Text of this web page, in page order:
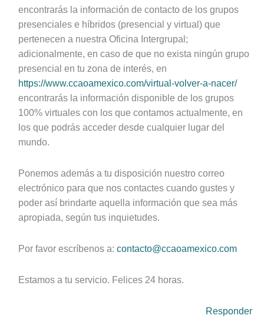
encontrarás la información de contacto de los grupos
presenciales e híbridos (presencial y virtual) que
pertenecen a nuestra Oficina Intergrupal;
adicionalmente, en caso de que no exista ningún grupo
presencial en tu zona de interés, en
https://www.ccaoamexico.com/virtual-volver-a-nacer/
encontrarás la información disponible de los grupos
100% virtuales con los que contamos actualmente, en
los que podrás acceder desde cualquier lugar del
mundo.
Ponemos además a tu disposición nuestro correo
electrónico para que nos contactes cuando gustes y
poder así brindarte aquella información que sea más
apropiada, según tus inquietudes.
Por favor escríbenos a: contacto@ccaoamexico.com
Estamos a tu servicio. Felices 24 horas.
Responder